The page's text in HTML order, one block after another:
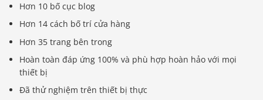
Hơn 10 bố cục blog
Hơn 14 cách bố trí cửa hàng
Hơn 35 trang bên trong
Hoàn toàn đáp ứng 100% và phù hợp hoàn hảo với mọi
thiết bị
Đã thử nghiệm trên thiết bị thực